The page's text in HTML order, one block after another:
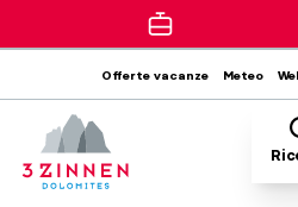
Offerte vacanze Meteo